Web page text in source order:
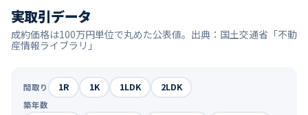
実取引データ
成約価格は100万円単位で丸めた公表値。出典：国土交通省「不動
産情報ライブラリ」
間取り 1R 1K 1LDK 2LDK
築年数